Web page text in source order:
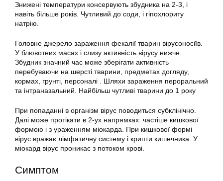
Знижені температури консервують збудника на 2-3, і
навіть більше років. Чутливий до соди, і гіпохлориту
натрію.
Головне джерело зараження фекалії тварин вірусоносіїв.
У блювотних масах і слизу активність вірусу нижче.
Збудник значний час може зберігати активність
перебуваючи на шерсті тварини, предметах догляду,
кормах, грунті, персоналі . Шляхи зараження пероральний
та інтраназальний. Найбільш чутливі тварини до 1 року
При попаданні в організм вірус поводиться субклінічно.
Далі може протікати в 2-ух напрямках: частіше кишкової
формою і з ураженням міокарда. При кишкової формі
вірус вражає лімфатичну систему і крипти кишечника. У
міокард вірус проникає з потоком крові.
Симптом